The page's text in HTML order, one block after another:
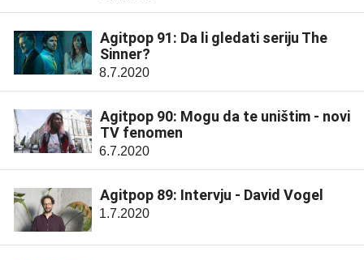
Agitpop 91: Da li gledati seriju The
Sinner?
8.7.2020
Agitpop 90: Mogu da te uništim - novi
TV fenomen
6.7.2020
Agitpop 89: Intervju - David Vogel
1.7.2020